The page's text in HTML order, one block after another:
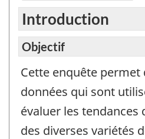
Introduction
Objectif
Cette enquête permet
données qui sont
évaluer les
des diverses variétés